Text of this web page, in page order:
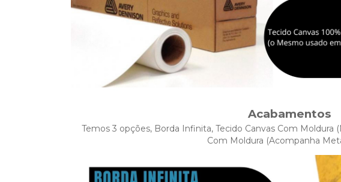
Acabamentos
Temos 3 opções, Borda Infinita, Tecido Canvas Com Moldura
Com Moldura (Acompanha